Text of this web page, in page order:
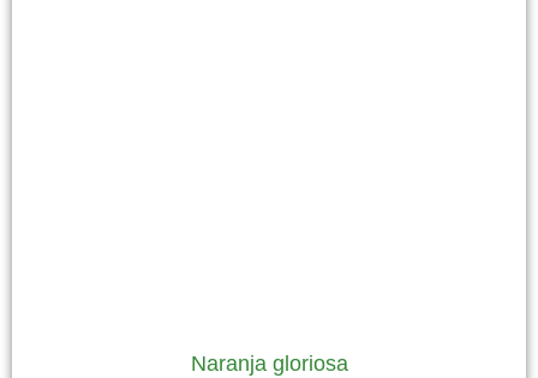
Naranja gloriosa